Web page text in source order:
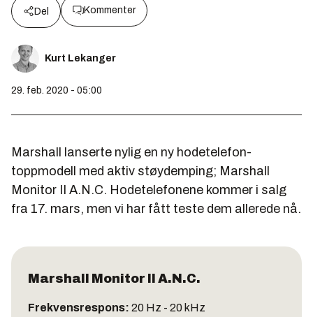
Del Kommenter
Kurt Lekanger
29. feb. 2020 - 05:00
Marshall lanserte nylig en ny hodetelefon-
toppmodell med aktiv støydemping; Marshall
Monitor II A.N.C. Hodetelefonene kommer i salg
fra 17. mars, men vi har fått teste dem allerede nå.
Marshall Monitor II A.N.C.
Frekvensrespons: 20 Hz - 20 kHz